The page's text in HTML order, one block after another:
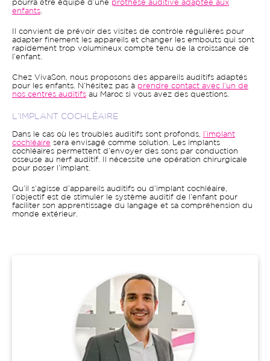
pourra être équipé d’une prothèse auditive adaptée aux
enfants
Il convient de prévoir des visites de contrôle régulières pour
adapter finement les appareils et changer les embouts qui sont
rapidement trop volumineux compte tenu de la croissance de
l’enfant.
Chez VivaSon, nous proposons des appareils auditifs adaptés
pour les enfants. N’hésitez pas à prendre contact avec l’un de
nos centres auditifs au Maroc si vous avez des questions.
L’IMPLANT COCHLÉAIRE
Dans le cas où les troubles auditifs sont profonds,
l’implant
cochléaire sera envisagé comme solution. Les implants
cochléaires permettent d’envoyer des sons par conduction
osseuse au nerf auditif. Il nécessite une opération chirurgicale
pour poser l’implant.
Qu’il s’agisse d’appareils auditifs ou d’implant cochléaire,
l’objectif est de stimuler le système auditif de l’enfant pour
faciliter son apprentissage du langage et sa compréhension du
monde extérieur.